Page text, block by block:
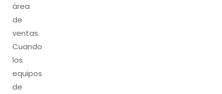
área
de
ventas.
Cuando
los
equipos
de